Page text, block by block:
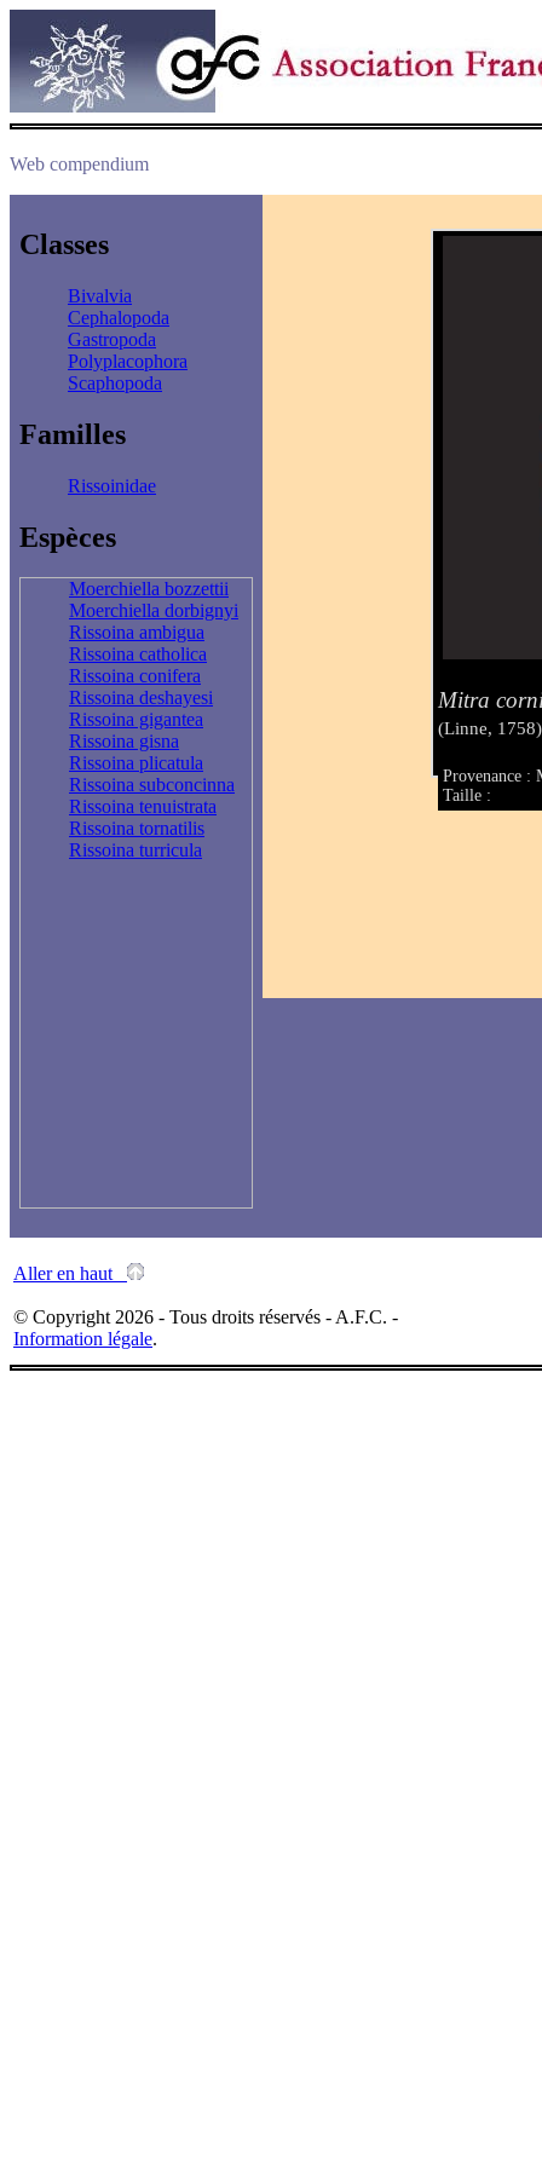
Web compendium
Classes
Bivalvia
Cephalopoda
Gastropoda
Polyplacophora
Scaphopoda
Familles
Rissoinidae
Espèces
Moerchiella bozzettii
Moerchiella dorbignyi
Rissoina ambigua
Rissoina catholica
Rissoina conifera
Rissoina deshayesi
Rissoina gigantea
Rissoina gisna
Rissoina plicatula
Rissoina subconcinna
Rissoina tenuistrata
Rissoina tornatilis
Rissoina turricula
Mitra
(Linne, 1758)
Provenance :
Taille :
Aller en haut
© Copyright 2026 - Tous droits réservés - A.F.C. -
Information légale.